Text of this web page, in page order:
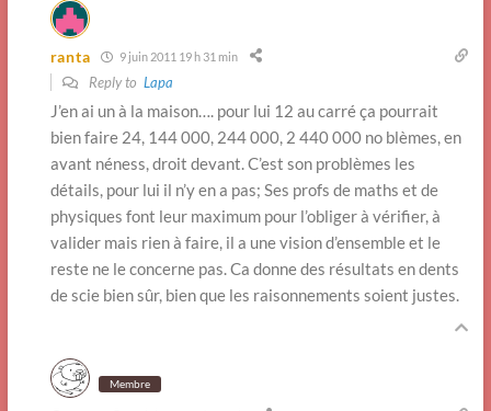
ranta 9 juin 2011 19 h 31 min
Reply to Lapa
J’en ai un à la maison…. pour lui 12 au carré ça pourrait
bien faire 24, 144 000, 244 000, 2 440 000 no blèmes, en
avant néness, droit devant. C’est son problèmes les
détails, pour lui il n’y en a pas; Ses profs de maths et de
physiques font leur maximum pour l’obliger à vérifier, à
valider mais rien à faire, il a une vision d’ensemble et le
reste ne le concerne pas. Ca donne des résultats en dents
de scie bien sûr, bien que les raisonnements soient justes.
Membre